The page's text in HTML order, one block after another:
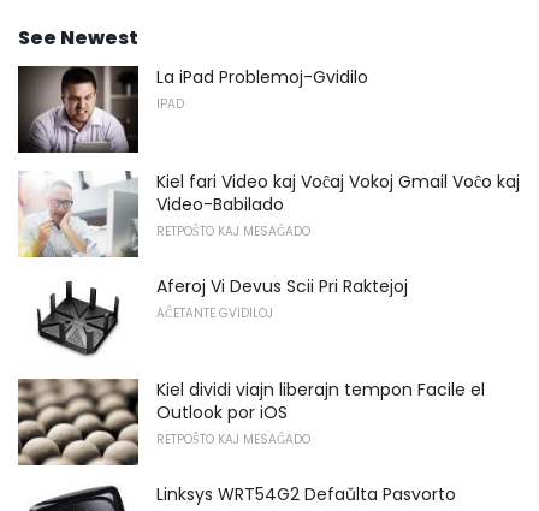
See Newest
La iPad Problemoj-Gvidilo
IPAD
Kiel fari Video kaj Voĉaj Vokoj Gmail Voĉo kaj
Video-Babilado
RETPOŜTO KAJ MESAĜADO
Aferoj Vi Devus Scii Pri Raktejoj
AĈETANTE GVIDILOJ
Kiel dividi viajn liberajn tempon Facile el
Outlook por iOS
RETPOŜTO KAJ MESAĜADO
Linksys WRT54G2 Defaŭlta Pasvorto